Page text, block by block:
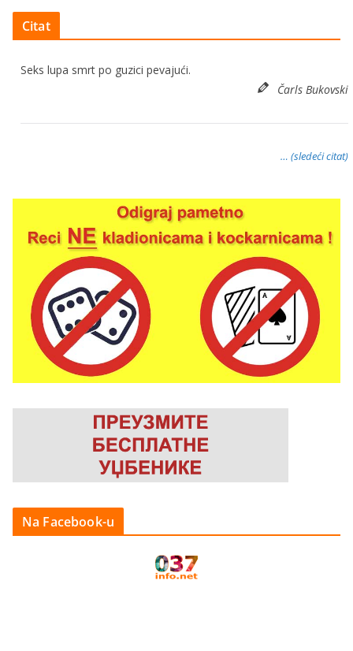
Citat
Seks lupa smrt po guzici pevajući.
Čarls Bukovski
… (sledeći citat)
Na Facebook-u